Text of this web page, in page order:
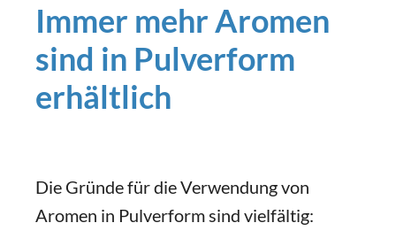
Immer mehr Aromen
sind in Pulverform
erhältlich
Die Gründe für die Verwendung von
Aromen in Pulverform sind vielfältig: